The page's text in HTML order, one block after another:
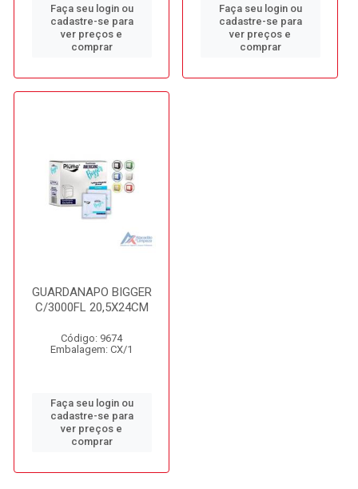
Faça seu login ou
cadastre-se para
ver preços e
comprar
Faça seu login ou
cadastre-se para
ver preços e
comprar
GUARDANAPO BIGGER
C/3000FL 20,5X24CM
Código: 9674
Embalagem: CX/1
Faça seu login ou
cadastre-se para
ver preços e
comprar